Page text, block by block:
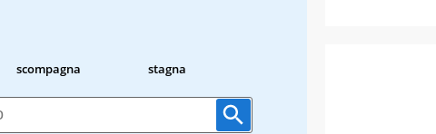
scompagna stagna